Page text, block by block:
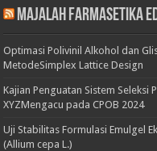
Majalah Farmasetika
Optimasi Polivinil Alkohol dan
MetodeSimplex Lattice Design
Kajian Penguatan Sistem Seleksi
XYZMengacu pada CPOB 2024
Uji Stabilitas Formulasi Emulgel
(Allium cepa L.)